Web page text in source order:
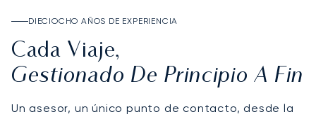
DIECIOCHO AÑOS DE EXPERIENCIA
Cada Viaje,
Gestionado De Principio A Fin
Un asesor, un único punto de contacto, desde la